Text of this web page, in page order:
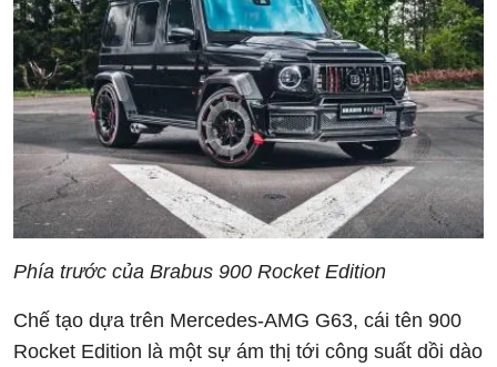
Phía trước của Brabus 900 Rocket Edition
Chế tạo dựa trên Mercedes-AMG G63, cái tên 900
Rocket Edition là một sự ám thị tới công suất dồi dào